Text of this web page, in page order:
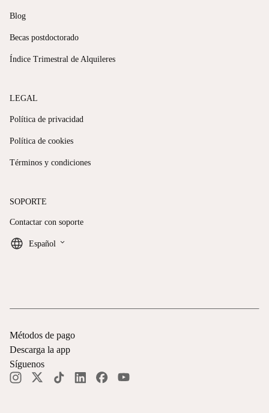
Blog
Becas postdoctorado
Índice Trimestral de Alquileres
LEGAL
Política de privacidad
Política de cookies
Términos y condiciones
SOPORTE
Contactar con soporte
Español keyboard_arrow_down
Métodos de pago
Descarga la app
Síguenos